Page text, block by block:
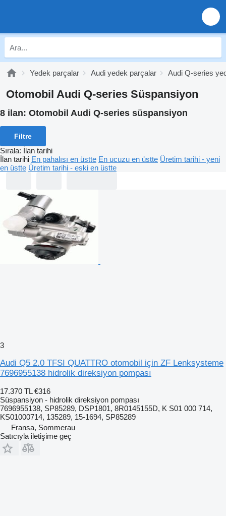
Yedek parçalar Audi yedek parçalar Audi Q-series
Otomobil Audi Q-series Süspansiyon
8 ilan: Otomobil Audi Q-series süspansiyon
Filtre
Sırala: İlan tarihi
İlan tarihi En pahalısı en üstte En ucuzu en üstte Üretim tarihi - yeni
en üstte Üretim tarihi - eski en üstte
3
Audi Q5 2.0 TFSI QUATTRO otomobil için ZF Lenksysteme
7696955138 hidrolik direksiyon pompası
17.370 TL €316
Süspansiyon - hidrolik direksiyon pompası
7696955138, SP85289, DSP1801, 8R0145155D, K S01 000 714,
KS01000714, 135289, 15-1694, SP85289
Fransa, Sommerau
Satıcıyla iletişime geç